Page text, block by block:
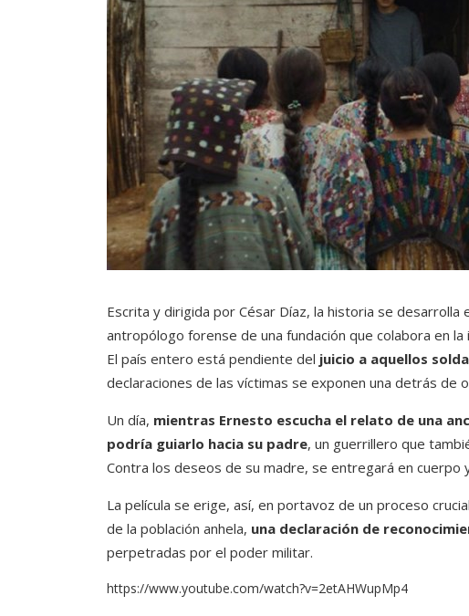
Escrita y dirigida por César Díaz, la historia se desarrolla
antropólogo forense de una fundación que colabora en
El país entero está pendiente del juicio a aquellos
declaraciones de las víctimas se exponen una detrás de
Un día, mientras Ernesto escucha el relato de una
podría guiarlo hacia su padre, un guerrillero que
Contra los deseos de su madre, se entregará en cuerpo
La película se erige, así, en portavoz de un proceso
de la población anhela, una declaración de
perpetradas por el poder militar.
https://www.youtube.com/watch?v=2etAHWupMp4